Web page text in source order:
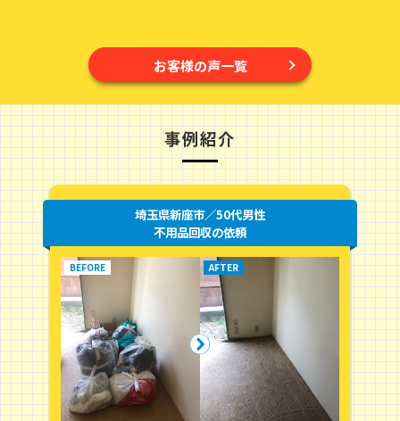
お客様の声一覧
事例紹介
埼玉県新座市／50代男性
不用品回収の依頼